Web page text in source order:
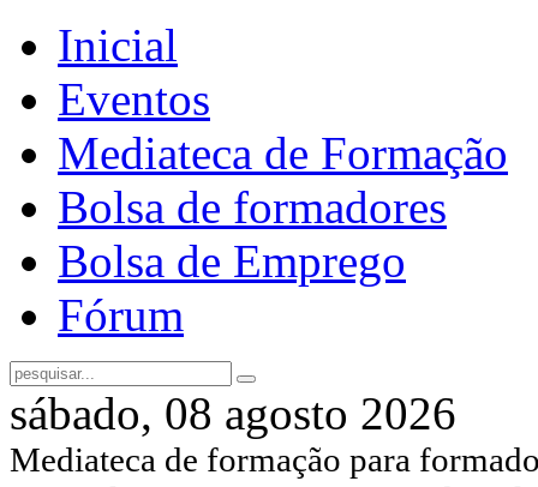
Inicial
Eventos
Mediateca de Formação
Bolsa de formadores
Bolsa de Emprego
Fórum
sábado, 08 agosto 2026
Mediateca de formação para